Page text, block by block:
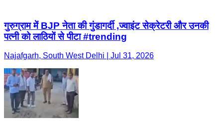
गुरुग्राम में BJP नेता की गुंडागर्दी ,ज्वाइंट सेक्रेटरी और उनकी
पत्नी को लाठियों से पीटा #trending
Najafgarh, South West Delhi | Jul 31, 2026